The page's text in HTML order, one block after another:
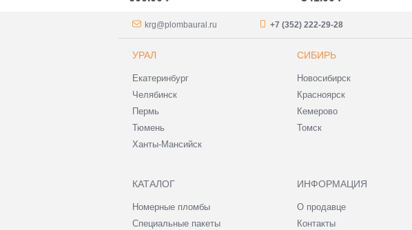
krg@plombaural.ru +7 (352) 222-29-28
УРАЛ
Екатеринбург
Челябинск
Пермь
Тюмень
Ханты-Мансийск
СИБИРЬ
Новосибирск
Красноярск
Кемерово
Томск
КАТАЛОГ
Номерные пломбы
Специальные пакеты
ИНФОРМАЦИЯ
О продавце
Контакты